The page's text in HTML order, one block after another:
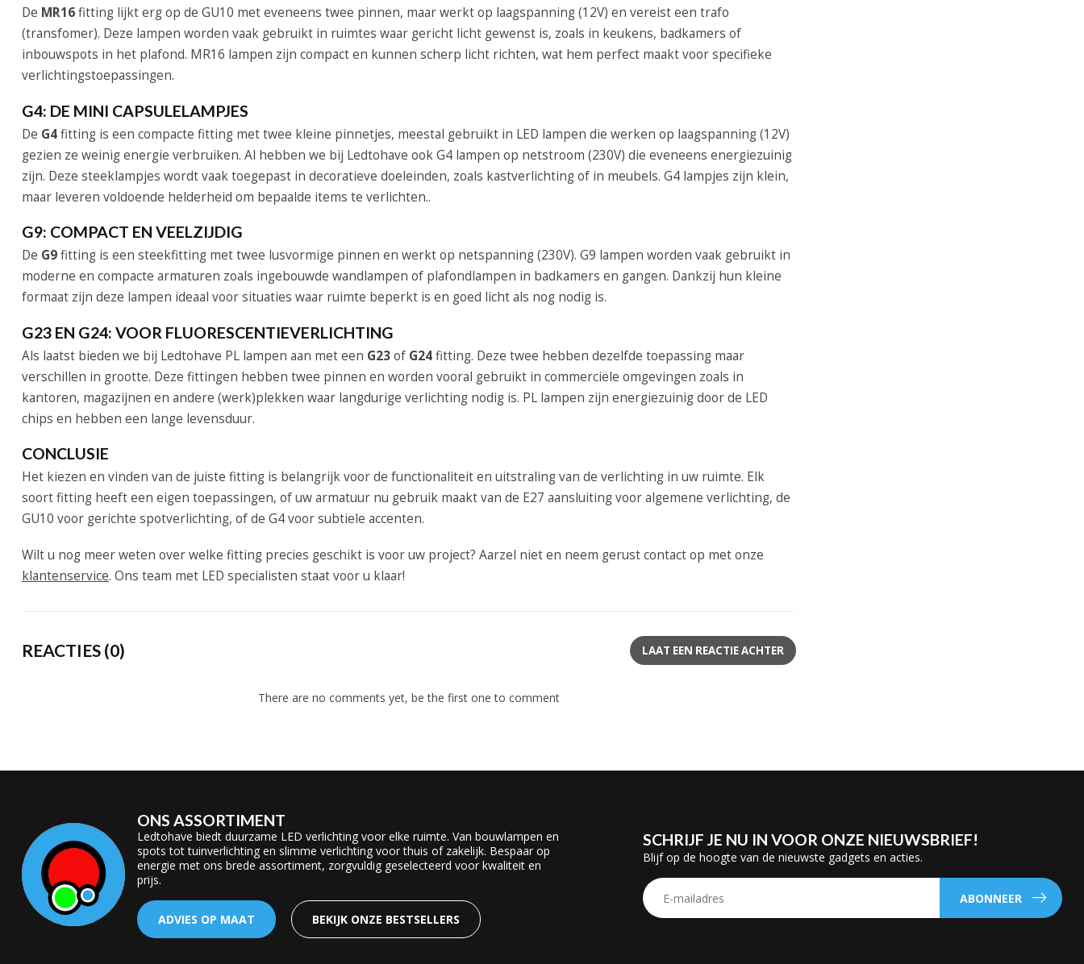
De MR16fitting lijkt erg op de GU10 met eveneens twee pinnen, maar werkt op laagspanning (12V) en vereist een trafo
(transfomer). Deze lampen worden vaak gebruikt in ruimtes waar gericht licht gewenst is, zoals in keukens, badkamers of
inbouwspots in het plafond. MR16 lampen zijn compact en kunnen scherp licht richten, wat hem perfect maakt voor specifieke
verlichtingstoepassingen.
G4: DE MINI CAPSULELAMPJES
De G4fitting is een compacte fitting met twee kleine pinnetjes, meestal gebruikt in LED lampen die werken op laagspanning (12V)
gezien ze weinig energie verbruiken. Al hebben we bij Ledtohave ook G4 lampen op netstroom (230V) die eveneens energiezuinig
zijn. Deze steeklampjes wordt vaak toegepast in decoratieve doeleinden, zoals kastverlichting of in meubels. G4 lampjes zijn klein,
maar leveren voldoende helderheid om bepaalde items te verlichten..
G9: COMPACT EN VEELZIJDIG
De G9fitting is een steekfitting met twee lusvormige pinnen en werkt op netspanning (230V). G9 lampen worden vaak gebruikt in
moderne en compacte armaturen zoals ingebouwde wandlampen of plafondlampen in badkamers en gangen. Dankzij hun kleine
formaat zijn deze lampen ideaal voor situaties waar ruimte beperkt is en goed licht als nog nodig is.
G23 EN G24: VOOR FLUORESCENTIEVERLICHTING
Als laatst bieden we bij Ledtohave PL lampen aan met een G23of G24fitting. Deze twee hebben dezelfde toepassing maar
verschillen in grootte. Deze fittingen hebben twee pinnen en worden vooral gebruikt in commerciële omgevingen zoals in
kantoren, magazijnen en andere (werk)plekken waar langdurige verlichting nodig is. PL lampen zijn energiezuinig door de LED
chips en hebben een lange levensduur.
CONCLUSIE
Het kiezen en vinden van de juiste fitting is belangrijk voor de functionaliteit en uitstraling van de verlichting in uw ruimte. Elk
soort fitting heeft een eigen toepassingen, of uw armatuur nu gebruik maakt van de E27 aansluiting voor algemene verlichting, de
GU10 voor gerichte spotverlichting, of de G4 voor subtiele accenten.
Wilt u nog meer weten over welke fitting precies geschikt is voor uw project? Aarzel niet en neem gerust contact op met onze
klantenservice. Ons team met LED specialisten staat voor u klaar!
REACTIES (0) LAAT EEN REACTIE ACHTER
There are no comments yet, be the first one to comment
ONS ASSORTIMENT
Ledtohave biedt duurzame LED verlichting voor elke ruimte. Van bouwlampen en
spots tot tuinverlichting en slimme verlichting voor thuis of zakelijk. Bespaar op
energie met ons brede assortiment, zorgvuldig geselecteerd voor kwaliteit en
prijs.
ADVIES OP MAAT BEKIJK ONZE BESTSELLERS
SCHRIJF JE NU IN VOOR ONZE NIEUWSBRIEF!
Blijf op de hoogte van de nieuwste gadgets en acties.
ABONNEER